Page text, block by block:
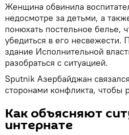
Женщина обвинила
недосмотре за детьми, а
понюхать постельное белье,
убедиться в его несвежести.
здание Исполнительной
разобраться с ситуацией.
Sputnik Азербайджан
сторонами конфликта, чтобы
Как объясняют
интернате